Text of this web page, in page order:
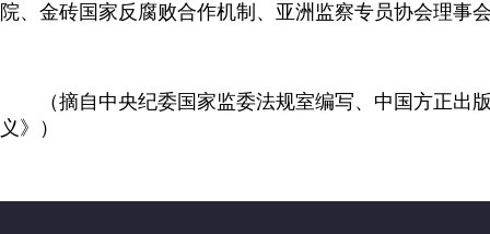
院、金砖国家反腐败合作机制、亚洲监察专员协会理事
（摘自中央纪委国家监委法规室编写、中国方正出
义》）